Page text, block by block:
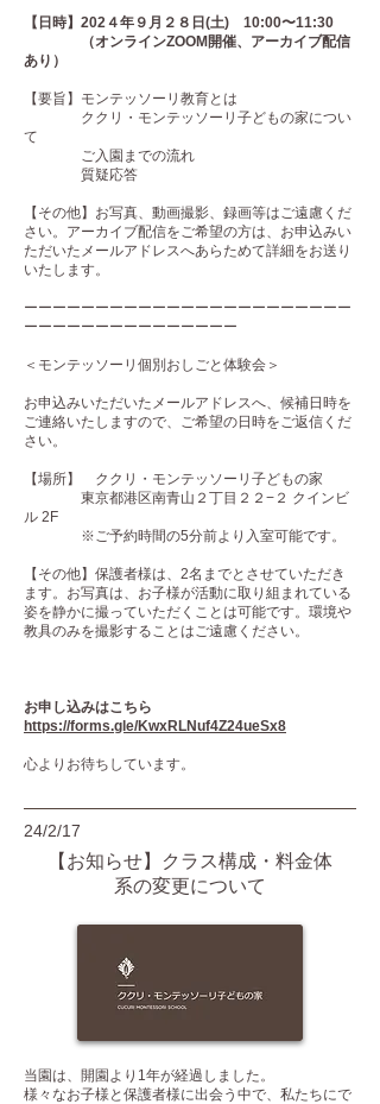
【日時】202４年９月２８日(土) 10:00〜11:30
（オンラインZOOM開催、アーカイブ配信
あり）
【要旨】モンテッソーリ教育とは
ククリ・モンテッソーリ子どもの家につい
て
ご入園までの流れ
質疑応答
【その他】お写真、動画撮影、録画等はご遠慮くだ
さい。アーカイブ配信をご希望の方は、お申込みい
ただいたメールアドレスへあらためて詳細をお送り
いたします。
ーーーーーーーーーーーーーーーーーーーーーーー
ーーーーーーーーーーーーーーー
＜モンテッソーリ個別おしごと体験会＞
お申込みいただいたメールアドレスへ、候補日時を
ご連絡いたしますので、ご希望の日時をご返信くだ
さい。
【場所】 ククリ・モンテッソーリ子どもの家
東京都港区南青山２丁目２２−２ クインビ
ル 2F
※ご予約時間の5分前より入室可能です。
【その他】保護者様は、2名までとさせていただき
ます。お写真は、お子様が活動に取り組まれている
姿を静かに撮っていただくことは可能です。環境や
教具のみを撮影することはご遠慮ください。
お申し込みはこちら
https://forms.gle/KwxRLNuf4Z24ueSx8
心よりお待ちしています。
24/2/17
【お知らせ】クラス構成・料金体
系の変更について
当園は、開園より1年が経過しました。
様々なお子様と保護者様に出会う中で、私たちにで